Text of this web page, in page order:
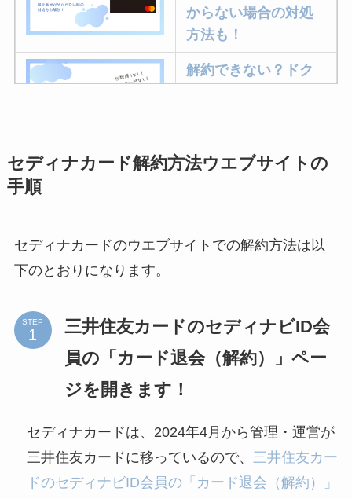
からない場合の対処
方法も！
解約できない？ドク
ミュゼプラチナムの
詳しく解説！
ユンス美容液の解約
なにわサプリ
Sivorune(シボルネ)
セディナカード解約方法ウエブサイトの
手順
セディナカードのウエブサイトでの解約方法は以
下のとおりになります。
STEP
三井住友カードのセディナビID会
員の「カード退会（解約）」ペー
ジを開きます！
セディナカードは、2024年4月から管理・運営が
三井住友カードに移っているので、 三井住友カー
ドのセディナビID会員の「カード退会（解約）」